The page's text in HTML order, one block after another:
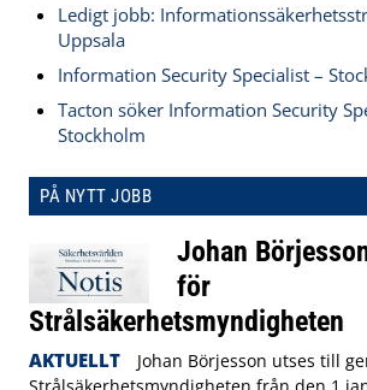
Ledigt jobb:
Uppsala
Information Security Specialist –
Tacton söker Information Security
Stockholm
PÅ NYTT JOBB
Johan
för
Strålsäkerhetsmyndigheten
AKTUELLT
Johan Börjesson utses till
Strålsäkerhetsmyndigheten från den 1